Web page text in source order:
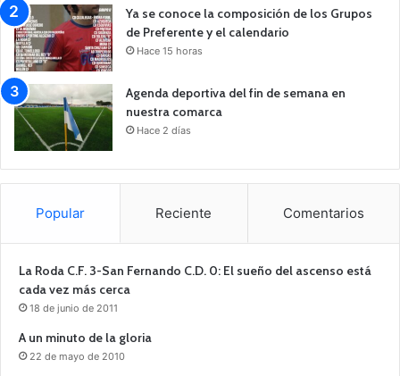
Ya se conoce la composición de los Grupos
de Preferente y el calendario
Hace 15 horas
Agenda deportiva del fin de semana en
nuestra comarca
Hace 2 días
Popular Reciente Comentarios
La Roda C.F. 3-San Fernando C.D. 0: El sueño del ascenso está
cada vez más cerca
18 de junio de 2011
A un minuto de la gloria
22 de mayo de 2010